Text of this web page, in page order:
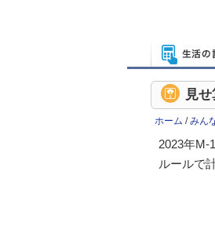
見
ホーム /みん
2023年M-
ルールで